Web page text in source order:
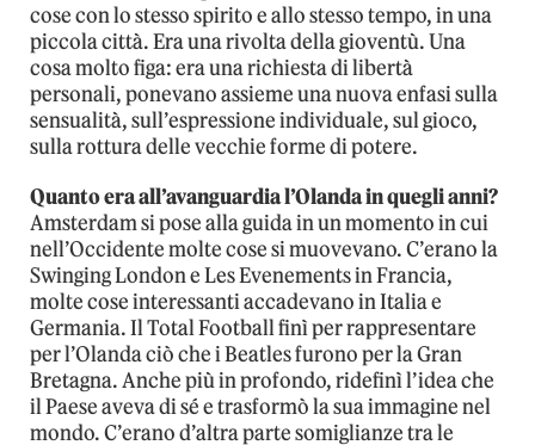
cose con lo stesso spirito e allo stesso tempo, in una
piccola città. Era una rivolta della gioventù. Una
cosa molto figa: era una richiesta di libertà
personali, ponevano assieme una nuova enfasi sulla
sensualità, sull’espressione individuale, sul gioco,
sulla rottura delle vecchie forme di potere.
Quanto era all’avanguardia l’Olanda in quegli anni?
Amsterdam si pose alla guida in un momento in cui
nell’Occidente molte cose si muovevano. C’erano la
Swinging London e Les Evenements in Francia,
molte cose interessanti accadevano in Italia e
Germania. Il Total Football finì per rappresentare
per l’Olanda ciò che i Beatles furono per la Gran
Bretagna. Anche più in profondo, ridefinì l’idea che
il Paese aveva di sé e trasformò la sua immagine nel
mondo. C’erano d’altra parte somiglianze tra le